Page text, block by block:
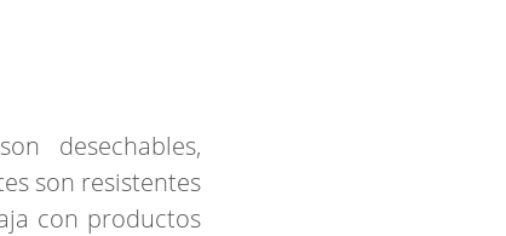
desechables,
son resistentes
con productos